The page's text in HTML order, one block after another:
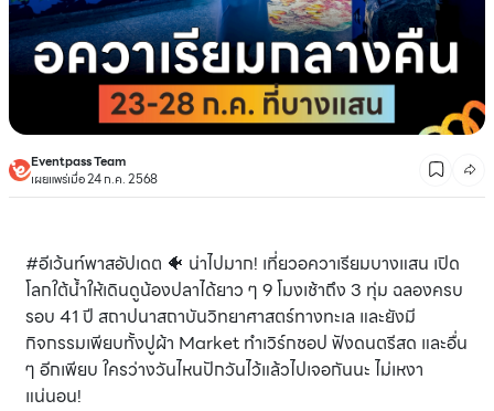
Eventpass Team
เผยแพร่เมื่อ 24 ก.ค. 2568
#อีเว้นท์พาสอัปเดต 🐠 น่าไปมาก! เที่ยวอควาเรียมบางแสน เปิด
โลกใต้น้ำให้เดินดูน้องปลาได้ยาว ๆ 9 โมงเช้าถึง 3 ทุ่ม ฉลองครบ
รอบ 41 ปี สถาปนาสถาบันวิทยาศาสตร์ทางทะเล และยังมี
กิจกรรมเพียบทั้งปูผ้า Market ทำเวิร์กชอป ฟังดนตรีสด และอื่น
ๆ อีกเพียบ ใครว่างวันไหนปักวันไว้แล้วไปเจอกันนะ ไม่เหงา
แน่นอน!